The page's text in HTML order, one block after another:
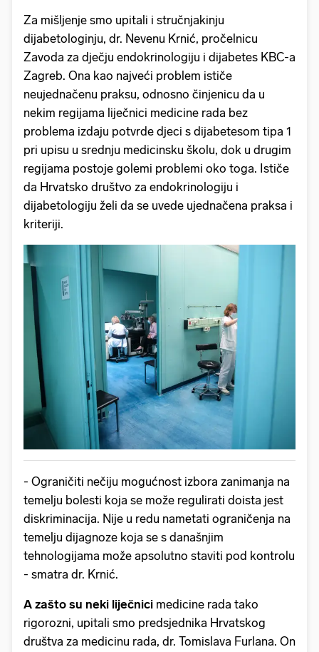
Za mišljenje smo upitali i stručnjakinju
dijabetologinju, dr. Nevenu Krnić, pročelnicu
Zavoda za dječju endokrinologiju i dijabetes KBC-a
Zagreb. Ona kao najveći problem ističe
neujednačenu praksu, odnosno činjenicu da u
nekim regijama liječnici medicine rada bez
problema izdaju potvrde djeci s dijabetesom tipa 1
pri upisu u srednju medicinsku školu, dok u drugim
regijama postoje golemi problemi oko toga. Ističe
da Hrvatsko društvo za endokrinologiju i
dijabetologiju želi da se uvede ujednačena praksa i
kriteriji.
- Ograničiti nečiju mogućnost izbora zanimanja na
temelju bolesti koja se može regulirati doista jest
diskriminacija. Nije u redu nametati ograničenja na
temelju dijagnoze koja se s današnjim
tehnologijama može apsolutno staviti pod kontrolu
- smatra dr. Krnić.
A zašto su neki liječnici medicine rada tako
rigorozni, upitali smo predsjednika Hrvatskog
društva za medicinu rada, dr. Tomislava Furlana. On